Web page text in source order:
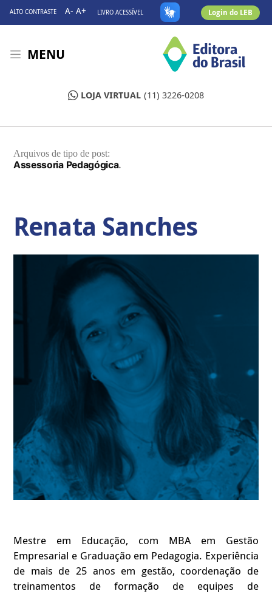
ALTO CONTRASTE A- A+ LIVRO ACESSÍVEL Login do LEB
MENU
LOJA VIRTUAL (11) 3226-0208
Arquivos de tipo de post:
Assessoria Pedagógica
Renata Sanches
Mestre em Educação, com MBA em Gestão
Empresarial e Graduação em Pedagogia. Experiência
de mais de 25 anos em gestão, coordenação de
treinamentos de formação de equipes de